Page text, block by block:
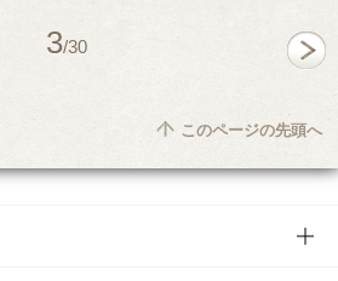
3/30
このページの先頭へ